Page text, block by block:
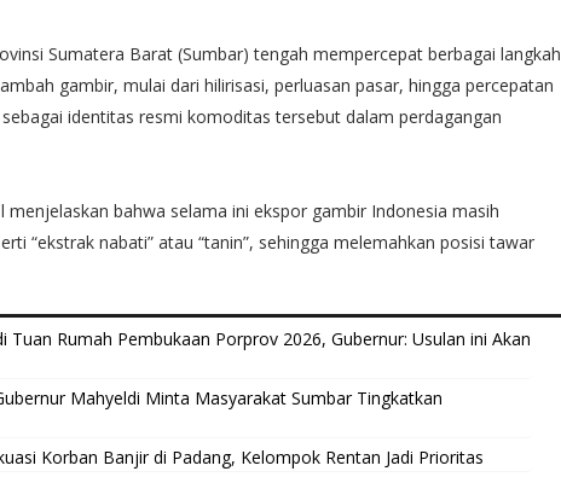
Sumatera Barat (Sumbar) tengah mempercepat berbagai langkah
gambir, mulai dari hilirisasi, perluasan pasar, hingga percepatan
identitas resmi komoditas tersebut dalam perdagangan
menjelaskan bahwa selama ini ekspor gambir Indonesia masih
“ekstrak nabati” atau “tanin”, sehingga melemahkan posisi tawar
Tuan Rumah Pembukaan Porprov 2026, Gubernur: Usulan ini Akan
Mahyeldi Minta Masyarakat Sumbar Tingkatkan
Korban Banjir di Padang, Kelompok Rentan Jadi Prioritas